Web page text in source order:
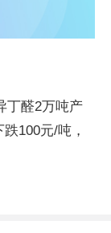
丁醛2万吨产
100元/吨，